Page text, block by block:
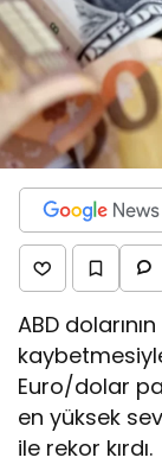
ABD
Euro/dolar
en yüksek
ile rekor kırdı.